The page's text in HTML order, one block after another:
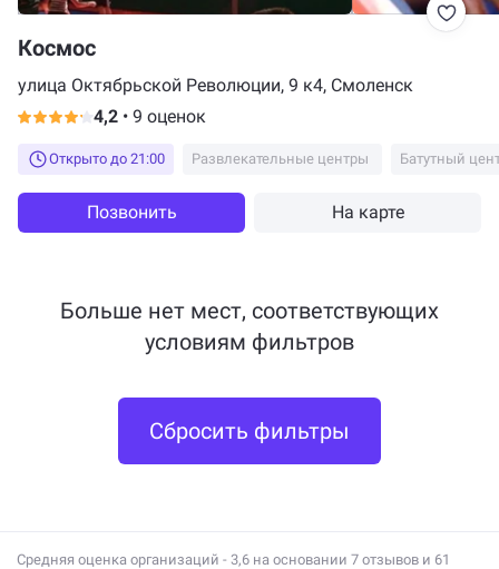
Космос
улица Октябрьской Революции, 9 к4, Смоленск
4,2 • 9 оценок
Открыто до 21:00 Развлекательные центры Батутный
Позвонить На карте
Больше нет мест, соответствующих
условиям фильтров
Сбросить фильтры
Средняя оценка организаций - 3,6 на основании 7 отзывов и 61